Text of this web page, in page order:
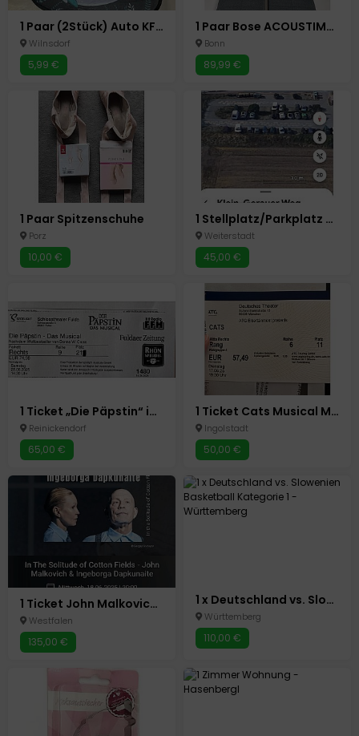
1 Paar (2Stück) Auto KFZ Sonnenschutz Kinder Sonnenblende 51x31cm
Wilnsdorf
5,99 €
1 Paar Bose ACOUSTIMASS 5 Cube System Spealer - Satelliten Redline Lautsprecher
Bonn
89,99 €
1 Paar Spitzenschuhe
Porz
10,00 €
1 Stellplatz/Parkplatz Videoüberwachung mit Schranke
Weiterstadt
45,00 €
1 Ticket „Die Päpstin“ in Fulda 28.06.25
Reinickendorf
65,00 €
1 Ticket Cats Musical München 17.06 Übergabe vor Ort
Ingolstadt
50,00 €
1 Ticket John Malkovich Düsseldorf solitude of Cotton Fields
Westfalen
135,00 €
1 x Deutschland vs. Slowenien Basketball Kategorie 1
Württemberg
110,00 €